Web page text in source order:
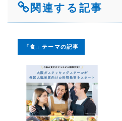
関連する記事
「食」テーマの記事